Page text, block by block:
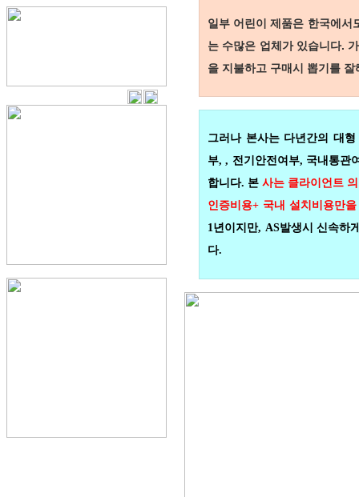
일부 어린이 제품은 한국에서
는 수많은 업체가 있습니다.
을 지불하고 구매시 뽑기를
그러나 본사는 다년간의 대
부, , 전기안전여부, 국내통관
합니다. 본 사는 클라이언트
인증비용+ 국내 설치비용만
1년이지만, AS발생시 신속하
다.